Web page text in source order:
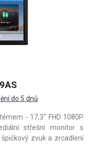
do 5 dnů
- 17,3“ FHD 1080P
střešní monitor s
špičkový zvuk a zrcadlení